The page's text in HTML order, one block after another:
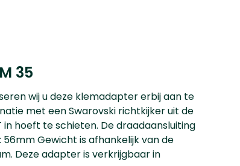
35
wij u deze klemadapter erbij aan te
met een Swarovski richtkijker uit de
in hoeft te schieten. De draadaansluiting
Gewicht is afhankelijk van de
Deze adapter is verkrijgbaar in